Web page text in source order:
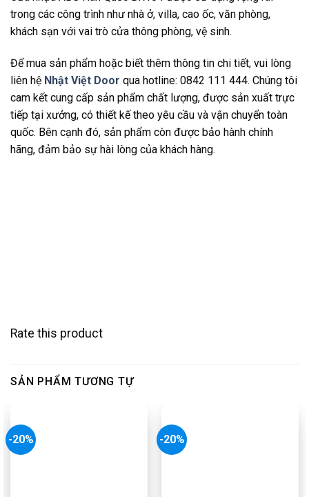
trong các công trình như nhà ở, villa, cao ốc, văn phòng,
khách sạn với vai trò cửa thông phòng, vệ sinh.
Để mua sản phẩm hoặc biết thêm thông tin chi tiết, vui lòng
liên hệ Nhật Việt Door qua hotline: 0842 111 444. Chúng tôi
cam kết cung cấp sản phẩm chất lượng, được sản xuất trực
tiếp tại xưởng, có thiết kế theo yêu cầu và vận chuyển toàn
quốc. Bên cạnh đó, sản phẩm còn được bảo hành chính
hãng, đảm bảo sự hài lòng của khách hàng.
Rate this product
SẢN PHẨM TƯƠNG TỰ
-20% -20%